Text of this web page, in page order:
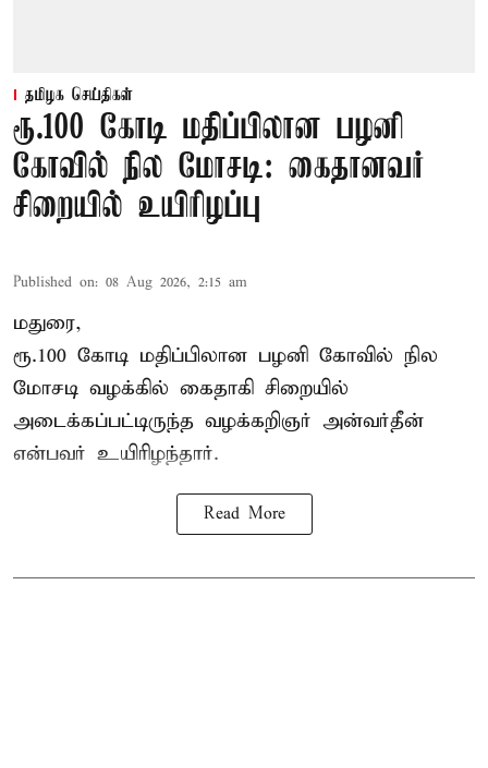
தமிழக செய்திகள்
ரூ.100 கோடி மதிப்பிலான பழனி
கோவில் நில மோசடி: கைதானவர்
சிறையில் உயிரிழப்பு
Published on: 08 Aug 2026, 2:15 am
மதுரை,
ரூ.100 கோடி மதிப்பிலான பழனி கோவில் நில
மோசடி வழக்கில் கைதாகி சிறையில்
அடைக்கப்பட்டிருந்த வழக்கறிஞர் அன்வர்தீன்
என்பவர் உயிரிழந்தார்.
Read More